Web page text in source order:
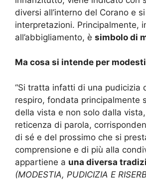
diversi all’interno del Corano e
interpretazioni. Principalmente,
all’abbigliamento, è simbolo di
Ma cosa si intende per
“Si tratta infatti di una pudicizia
respiro, fondata principalmente
della vista e non solo dalla
reticenza di parola,
di sé e del prossimo che si
comprensione e di più alla
appartiene a una diversa
(MODESTIA, PUDICIZIA E